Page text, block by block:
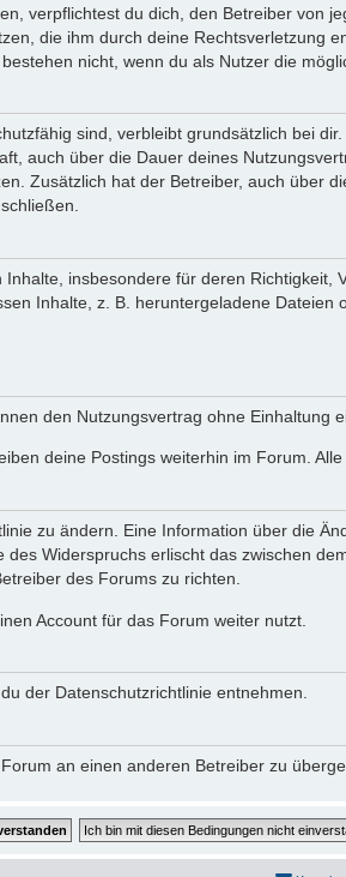
verpflichtest du dich, den Betreiber von
die ihm durch deine Rechtsverletzung
nicht, wenn du als Nutzer die
sind, verbleibt grundsätzlich bei
auch über die Dauer deines
Zusätzlich hat der Betreiber, auch über
insbesondere für deren Richtigkeit,
Inhalte, z. B. heruntergeladene Dateien
den Nutzungsvertrag ohne Einhaltung
deine Postings weiterhin im Forum.
zu ändern. Eine Information über die
Widerspruchs erlischt das zwischen
des Forums zu richten.
Account für das Forum weiter nutzt.
der Datenschutzrichtlinie entnehmen.
an einen anderen Betreiber zu